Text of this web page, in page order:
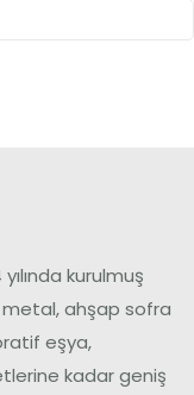
kurulmuş
metal, ahşap sofra
eşya,
kadar geniş